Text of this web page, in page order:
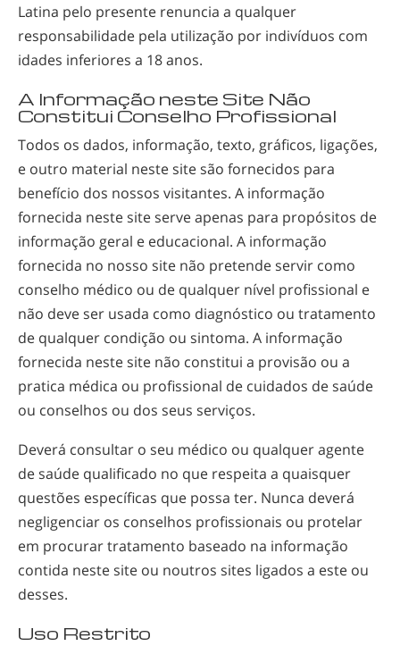
Latina pelo presente renuncia a qualquer
responsabilidade pela utilização por indivíduos com
idades inferiores a 18 anos.
A Informação neste Site Não
Constitui Conselho Profissional
Todos os dados, informação, texto, gráficos, ligações,
e outro material neste site são fornecidos para
benefício dos nossos visitantes. A informação
fornecida neste site serve apenas para propósitos de
informação geral e educacional. A informação
fornecida no nosso site não pretende servir como
conselho médico ou de qualquer nível profissional e
não deve ser usada como diagnóstico ou tratamento
de qualquer condição ou sintoma. A informação
fornecida neste site não constitui a provisão ou a
pratica médica ou profissional de cuidados de saúde
ou conselhos ou dos seus serviços.
Deverá consultar o seu médico ou qualquer agente
de saúde qualificado no que respeita a quaisquer
questões específicas que possa ter. Nunca deverá
negligenciar os conselhos profissionais ou protelar
em procurar tratamento baseado na informação
contida neste site ou noutros sites ligados a este ou
desses.
Uso Restrito